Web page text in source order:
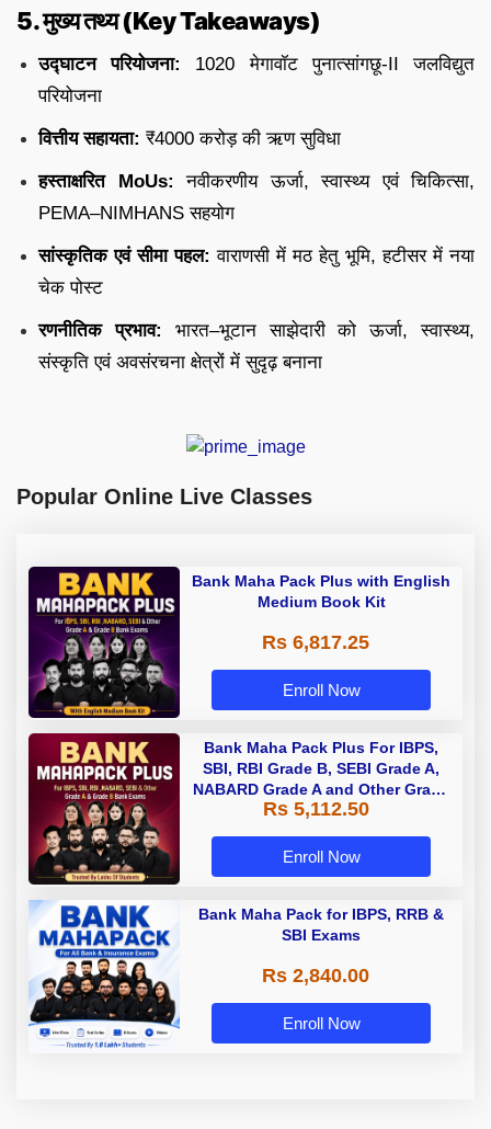
5. मुख्य तथ्य (Key Takeaways)
उद्घाटन परियोजना:
1020 मेगावॉट पुनात्सांगछू-II जलविद्युत
परियोजना
वित्तीय सहायता: ₹4000 करोड़ की ऋण सुविधा
हस्ताक्षरित MoUs: नवीकरणीय ऊर्जा, स्वास्थ्य एवं चिकित्सा,
PEMA–NIMHANS सहयोग
सांस्कृतिक एवं सीमा पहल: वाराणसी में मठ हेतु भूमि, हटीसर में नया
चेक पोस्ट
रणनीतिक प्रभाव: भारत–भूटान साझेदारी को ऊर्जा, स्वास्थ्य,
संस्कृति एवं अवसंरचना क्षेत्रों में सुदृढ़ बनाना
Popular Online Live Classes
Bank Maha Pack Plus with English
Medium Book Kit
Rs 6,817.25
Enroll Now
Bank Maha Pack Plus For IBPS,
SBI, RBI Grade B, SEBI Grade A,
NABARD Grade A and Other Grade
A & Grade B Bank Exams
Rs 5,112.50
Enroll Now
Bank Maha Pack for IBPS, RRB &
SBI Exams
Rs 2,840.00
Enroll Now